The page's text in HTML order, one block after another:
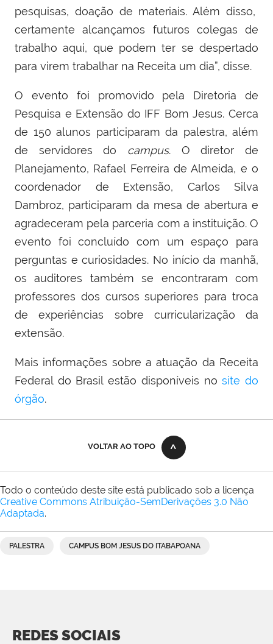
pesquisas, doação de materiais. Além disso,
certamente alcançamos futuros colegas de
trabalho aqui, que podem ter se despertado
para virem trabalhar na Receita um dia”, disse.
O evento foi promovido pela Diretoria de
Pesquisa e Extensão do IFF Bom Jesus. Cerca
de 150 alunos participaram da palestra, além
de servidores do campus. O diretor de
Planejamento, Rafael Ferreira de Almeida, e o
coordenador de Extensão, Carlos Silva
Dambroz, participaram da mesa de abertura e
agradeceram pela parceria com a instituição. O
evento foi concluído com um espaço para
perguntas e curiosidades. No início da manhã,
os auditores também se encontraram com
professores dos cursos superiores para troca
de experiências sobre curricularização da
extensão.
Mais informações sobre a atuação da Receita
Federal do Brasil estão disponíveis nosite do
órgão.
VOLTAR AO TOPO
Todo o conteúdo deste site está publicado sob a licença
Creative Commons Atribuição-SemDerivações 3.0 Não
Adaptada.
PALESTRA CAMPUS BOM JESUS DO ITABAPOANA
REDES SOCIAIS